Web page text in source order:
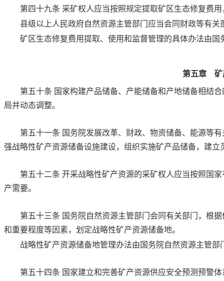
第四十九条 采矿权人应当按照规定提取矿区生态修复费
县级以上人民政府自然资源主管部门应当会同财政等有
矿区生态修复费用提取、使用和监督管理的具体办法由
第五章 矿
第五十条 国家构建产品储备、产能储备和产地储备相结
局并动态调整。
第五十一条 国务院发展改革、财政、物资储备、能源等
强战略性矿产资源储备设施建设，组织实施矿产品储备，建
第五十二条 开采战略性矿产资源的采矿权人应当按照国
产需要。
第五十三条 国务院自然资源主管部门会同有关部门，根
和重要程度等因素，划定战略性矿产资源储备地。
战略性矿产资源储备地管理办法由国务院自然资源主管部
第五十四条 国家建立和完善矿产资源供应安全预测预警